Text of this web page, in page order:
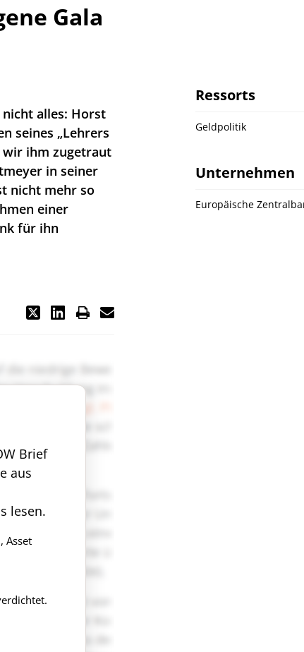
Gala
alles: Horst
seines „Lehrers
wir ihm zugetraut
in seiner
nicht mehr so
einer
für ihn
Brief
aus
lesen.
Asset
Ressorts
Geldpolitik
Unternehmen
Europäische